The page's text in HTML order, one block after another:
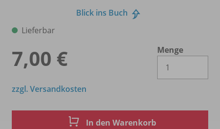
Blick ins Buch
Lieferbar
7,00 €
Menge
zzgl. Versandkosten
In den Warenkorb